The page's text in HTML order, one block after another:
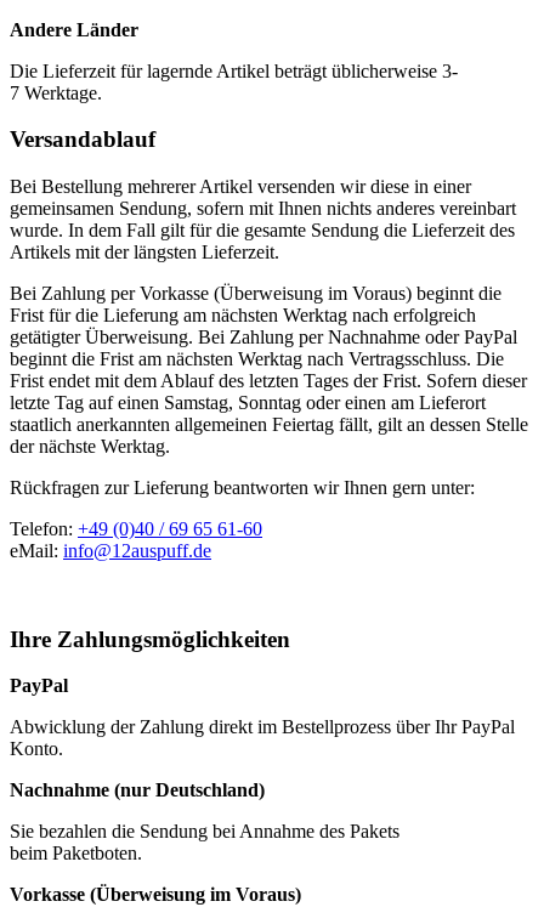
Andere Länder
Die Lieferzeit für lagernde Artikel beträgt üblicherweise 3-
7 Werktage.
Versandablauf
Bei Bestellung mehrerer Artikel versenden wir diese in einer
gemeinsamen Sendung, sofern mit Ihnen nichts anderes vereinbart
wurde. In dem Fall gilt für die gesamte Sendung die Lieferzeit des
Artikels mit der längsten Lieferzeit.
Bei Zahlung per Vorkasse (Überweisung im Voraus) beginnt die
Frist für die Lieferung am nächsten Werktag nach erfolgreich
getätigter Überweisung. Bei Zahlung per Nachnahme oder PayPal
beginnt die Frist am nächsten Werktag nach Vertragsschluss. Die
Frist endet mit dem Ablauf des letzten Tages der Frist. Sofern dieser
letzte Tag auf einen Samstag, Sonntag oder einen am Lieferort
staatlich anerkannten allgemeinen Feiertag fällt, gilt an dessen Stelle
der nächste Werktag.
Rückfragen zur Lieferung beantworten wir Ihnen gern unter:
Telefon: +49 (0)40 / 69 65 61-60
eMail: info@12auspuff.de
Ihre Zahlungsmöglichkeiten
PayPal
Abwicklung der Zahlung direkt im Bestellprozess über Ihr PayPal
Konto.
Nachnahme (nur Deutschland)
Sie bezahlen die Sendung bei Annahme des Pakets
beim Paketboten.
Vorkasse (Überweisung im Voraus)